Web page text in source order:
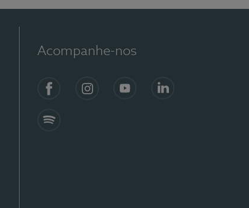
Acompanhe-nos